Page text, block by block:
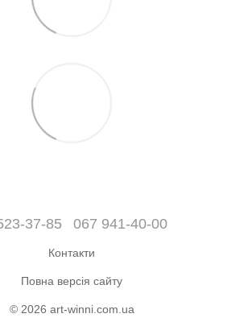
37-85 067 941-40-00
Контакти
Повна версія сайту
© 2026 art-winni.com.ua